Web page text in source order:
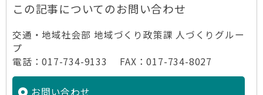
この記事についてのお問い合わせ
交通・地域社会部 地域づくり政策課 人づくりグルー
プ
電話：017-734-9133 FAX：017-734-8027
お問い合わせ